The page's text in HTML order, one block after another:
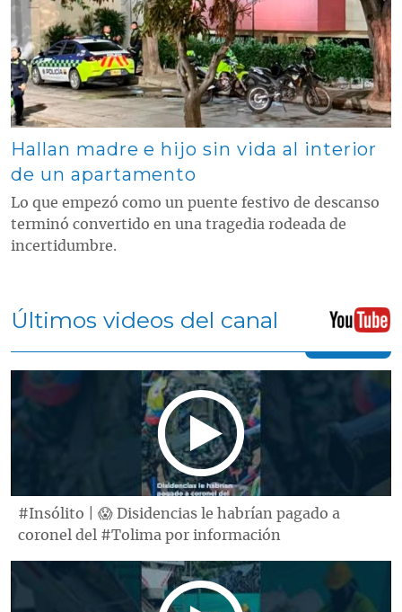
Hallan madre e hijo sin vida al interior
de un apartamento
Lo que empezó como un puente festivo de descanso
terminó convertido en una tragedia rodeada de
incertidumbre.
Últimos videos del canal
#Insólito | 😱 Disidencias le habrían pagado a
coronel del #Tolima por información